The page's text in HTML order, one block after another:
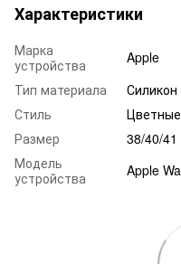
Характеристики
Марка
устройства
Apple
Тип материала
Силикон
Стиль
Размер
38/40/41
Модель
устройства
Apple